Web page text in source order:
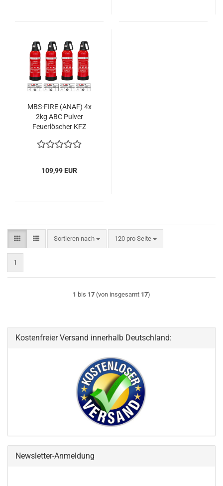
MBS-FIRE (ANAF) 4x
2kg ABC Pulver
Feuerlöscher KFZ
109,99 EUR
Sortieren nach
Sortieren nach 120 pro Seite
pro Seite
1
1 bis 17 (von insgesamt 17)
Kostenfreier Versand innerhalb Deutschland:
Newsletter-Anmeldung